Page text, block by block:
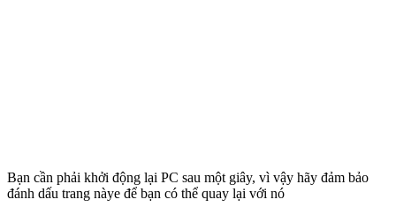
Bạn cần phải khởi động lại PC sau một giây, vì vậy hãy đảm bảo
đánh dấu trang nàye để bạn có thể quay lại với nó